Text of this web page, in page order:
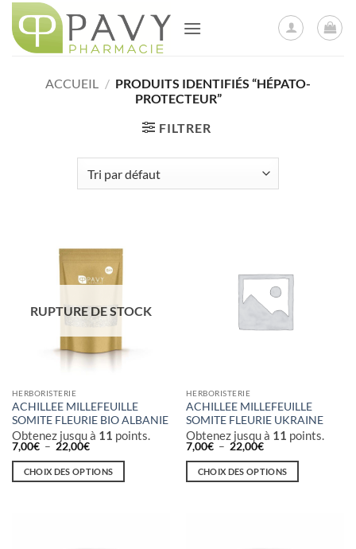
au
contenu
ACCUEIL / PRODUITS IDENTIFIÉS “HÉPATO-
PROTECTEUR”
FILTRER
RUPTURE DE STOCK
HERBORISTERIE
ACHILLEE MILLEFEUILLE
SOMITE FLEURIE BIO ALBANIE
Obtenez jusqu à 11 points.
7,00€ – 22,00€Plage
prix :
7,00€
CHOIX DES OPTIONS
HERBORISTERIE
ACHILLEE MILLEFEUILLE
SOMITE FLEURIE UKRAINE
Obtenez jusqu à 11 points.
7,00€ – 22,00€Plage
prix :
7,00€
CHOIX DES OPTIONS